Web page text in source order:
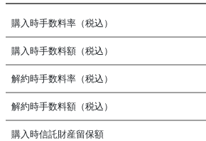
購入時手数料率（税込）
購入時手数料額（税込）
解約時手数料率（税込）
解約時手数料額（税込）
購入時信託財産留保額